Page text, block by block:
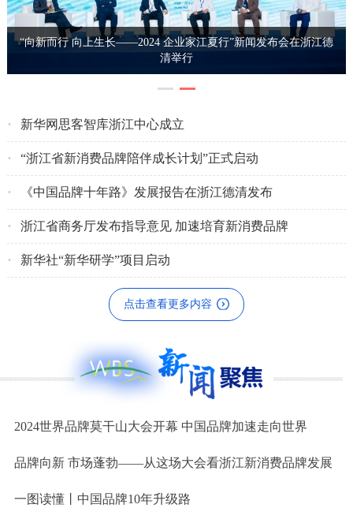
“向新而行 向上生长——2024 企业家江夏行”新闻发布会在浙江德
清举行
· 新华网思客智库浙江中心成立
· “浙江省新消费品牌陪伴成长计划”正式启动
· 《中国品牌十年路》发展报告在浙江德清发布
· 浙江省商务厅发布指导意见 加速培育新消费品牌
· 新华社“新华研学”项目启动
点击查看更多内容
2024世界品牌莫干山大会开幕 中国品牌加速走向世界
品牌向新 市场蓬勃——从这场大会看浙江新消费品牌发展
一图读懂丨中国品牌10年升级路